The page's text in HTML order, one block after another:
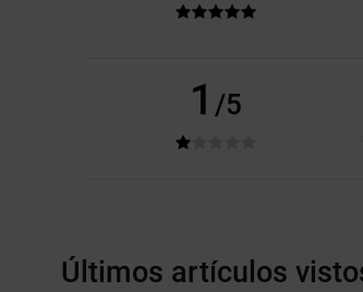
1 /5
Últimos artículos